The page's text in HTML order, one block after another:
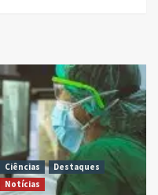
Ciências
Destaques
Notícias